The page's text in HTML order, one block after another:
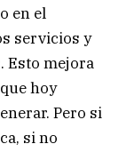
en el
servicios y
Esto mejora
hoy
Pero si
si no